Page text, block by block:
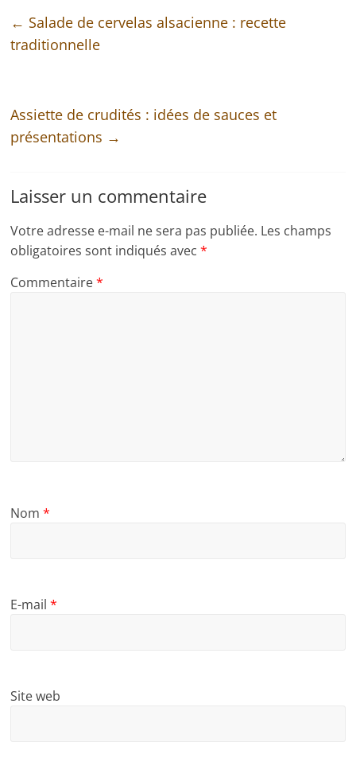
← Salade de cervelas alsacienne : recette
traditionnelle
Assiette de crudités : idées de sauces et
présentations →
Laisser un commentaire
Votre adresse e-mail ne sera pas publiée. Les champs
obligatoires sont indiqués avec*
Commentaire*
Nom*
E-mail*
Site web